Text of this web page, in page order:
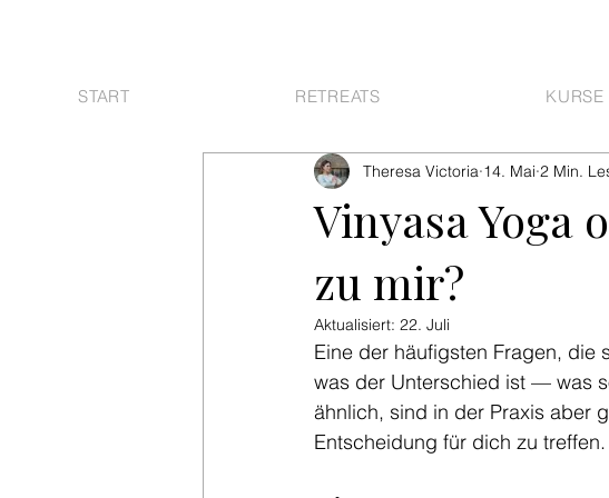
START RETREATS
Vinyasa Yoga
zu mir?
Theresa Victoria 14. Mai 2 Min.
Aktualisiert: 22. Juli
Eine der häufigsten Fragen, die
was der Unterschied ist — was
ähnlich, sind in der Praxis aber
Entscheidung für dich zu treffen.